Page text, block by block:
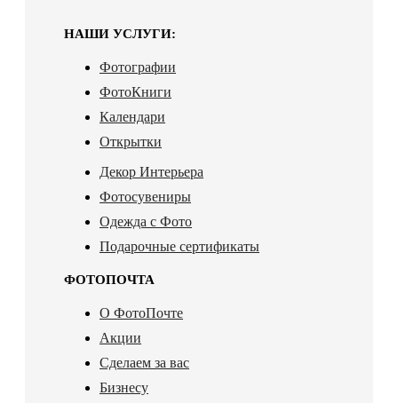
НАШИ УСЛУГИ:
Фотографии
ФотоКниги
Календари
Открытки
Декор Интерьера
Фотосувениры
Одежда с Фото
Подарочные сертификаты
ФОТОПОЧТА
О ФотоПочте
Акции
Сделаем за вас
Бизнесу